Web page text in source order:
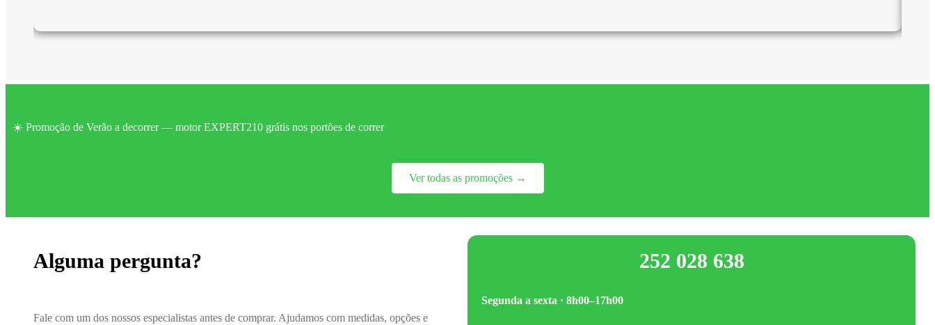
☀️ Promoção de Verão a decorrer — motor EXPERT210 grátis nos portões de correr
Ver todas as promoções →
Alguma pergunta?
Fale com um dos nossos especialistas antes de comprar. Ajudamos com medidas, opções e
252 028 638
Segunda a sexta · 8h00–17h00